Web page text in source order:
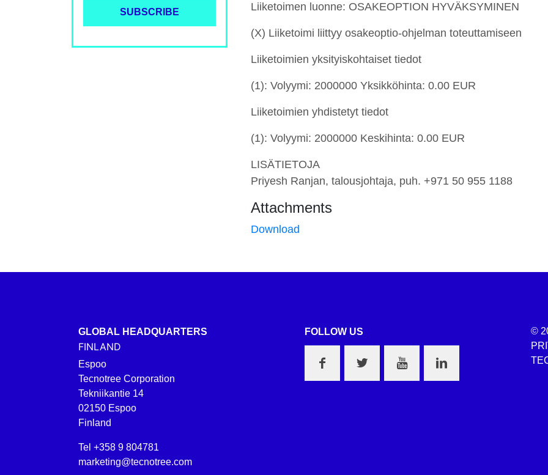
Liiketoimen luonne: OSAKEOPTION HYVÄKSYMINEN
(X) Liiketoimi liittyy osakeoptio-ohjelman toteuttamiseen
Liiketoimien yksityiskohtaiset tiedot
(1): Volyymi: 2000000 Yksikköhinta: 0.00 EUR
Liiketoimien yhdistetyt tiedot
(1): Volyymi: 2000000 Keskihinta: 0.00 EUR
LISÄTIETOJA
Priyesh Ranjan, talousjohtaja, puh. +971 50 955 1188
Attachments
Download
GLOBAL HEADQUARTERS
FINLAND
Espoo
Tecnotree Corporation
Tekniikantie 14
02150 Espoo
Finland
Tel +358 9 804781
marketing@tecnotree.com
FOLLOW US
©